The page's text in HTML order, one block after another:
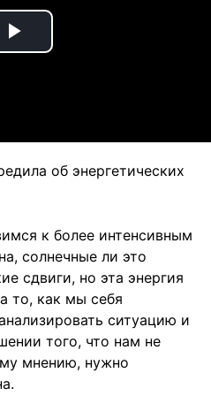
Play
об энергетических
к более интенсивным
солнечные ли это
сдвиги, но эта энергия
то, как мы себя
ситуацию и
того, что нам не
мнению, нужно